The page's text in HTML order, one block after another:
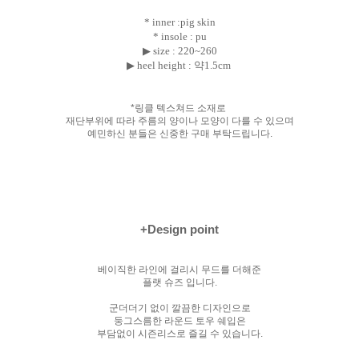
* inner :pig skin
* insole : pu
▶ size : 220~260
▶ heel height : 약1.5cm
*링클 텍스쳐드 소재로
재단부위에 따라 주름의 양이나 모양이 다를 수 있으며
예민하신 분들은 신중한 구매 부탁드립니다.
+Design point
베이직한 라인에 걸리시 무드를 더해준
플랫 슈즈 입니다.
군더더기 없이 깔끔한 디자인으로
둥그스름한 라운드 토우 쉐입은
부담없이 시즌리스로 즐길 수 있습니다.